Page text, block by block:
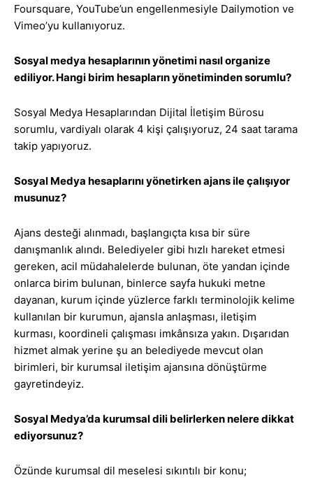
Foursquare, YouTube’un engellenmesiyle Dailymotion ve
Vimeo’yu kullanıyoruz.
Sosyal medya hesaplarının yönetimi nasıl organize
ediliyor. Hangi birim hesapların yönetiminden sorumlu?
Sosyal Medya Hesaplarından Dijital İletişim Bürosu
sorumlu, vardiyalı olarak 4 kişi çalışıyoruz, 24 saat tarama
takip yapıyoruz.
Sosyal Medya hesaplarını yönetirken ajans ile çalışıyor
musunuz?
Ajans desteği alınmadı, başlangıçta kısa bir süre
danışmanlık alındı. Belediyeler gibi hızlı hareket etmesi
gereken, acil müdahalelerde bulunan, öte yandan içinde
onlarca birim bulunan, binlerce sayfa hukuki metne
dayanan, kurum içinde yüzlerce farklı terminolojik kelime
kullanılan bir kurumun, ajansla anlaşması, iletişim
kurması, koordineli çalışması imkânsıza yakın. Dışarıdan
hizmet almak yerine şu an belediyede mevcut olan
birimleri, bir kurumsal iletişim ajansına dönüştürme
gayretindeyiz.
Sosyal Medya’da kurumsal dili belirlerken nelere dikkat
ediyorsunuz?
Özünde kurumsal dil meselesi sıkıntılı bir konu;